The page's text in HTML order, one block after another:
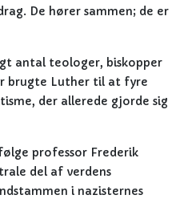
De hører sammen; de er
antal teologer, biskopper
brugte Luther til at fyre
der allerede gjorde sig
professor Frederik
del af verdens
i nazisternes